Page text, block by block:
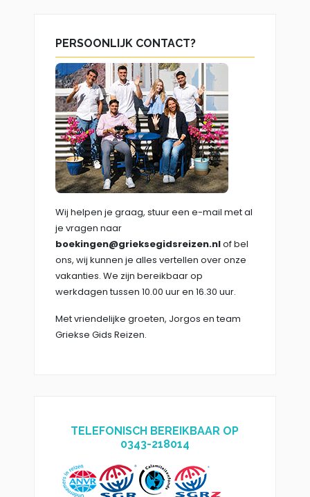
PERSOONLIJK CONTACT?
Wij helpen je graag, stuur een e-mail met al
je vragen naar
boekingen@grieksegidsreizen.nlof bel
ons, wij kunnen je alles vertellen over onze
vakanties. We zijn bereikbaar op
werkdagen tussen 10.00 uur en 16.30 uur.
Met vriendelijke groeten, Jorgos en team
Griekse Gids Reizen.
TELEFONISCH BEREIKBAAR OP
0343-218014